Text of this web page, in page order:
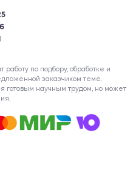
по подбору, обработке и
заказчиком теме.
готовым научным трудом, но может